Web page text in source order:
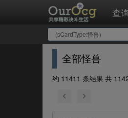
查
全部怪兽
约 11411 条结果 共